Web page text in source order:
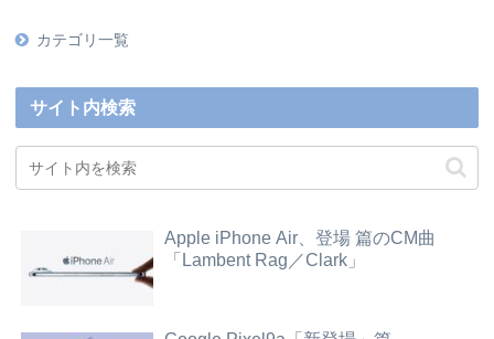
カテゴリ一覧
サイト内検索
Apple iPhone Air、登場 篇のCM曲
「Lambent Rag／Clark」